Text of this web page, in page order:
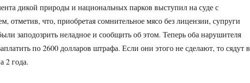
дикой природы и национальных парков выступил на суде с
отметив, что, приобретая сомнительное мясо без лицензии, супруги
заподозрить неладное и сообщить об этом. Теперь оба нарушителя
по 2600 долларов штрафа. Если они этого не сделают, то сядут в
2 года.